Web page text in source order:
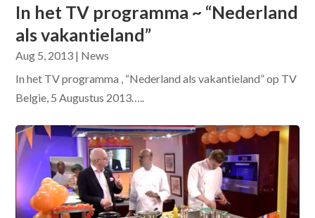
In het TV programma ~ “Nederland
als vakantieland”
Aug 5, 2013 | News
In het TV programma , “Nederland als vakantieland” op TV
Belgie, 5 Augustus 2013…..